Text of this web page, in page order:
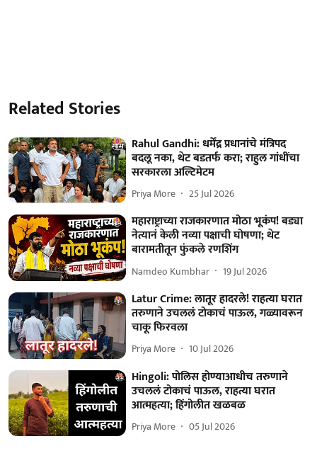
Related Stories
Rahul Gandhi: धर्मेंद्र प्रधानांचे मंत्रिपद
बदलू नका, थेट बडतर्फ करा; राहुल गांधींचा
सरकारला अल्टिमेटम
Priya More 25 Jul 2026
महाराष्ट्राच्या राजकारणात मोठा भूकंप! बड्या
नेत्यानं केली नव्या पक्षाची घोषणा; थेट
बारामतीतून फुंकले रणशिंग
Namdeo Kumbhar 19 Jul 2026
Latur Crime: लातूर हादरले! राहत्या घरात
तरुणाने उचललं टोकाचं पाऊल, गळ्यावरून
चाकू फिरवला
Priya More 10 Jul 2026
Hingoli: पोलिस होण्याआधीच तरुणाने
उचललं टोकाचं पाऊल, राहत्या घरात
आत्महत्या; हिंगोलीत खळबळ
Priya More 05 Jul 2026